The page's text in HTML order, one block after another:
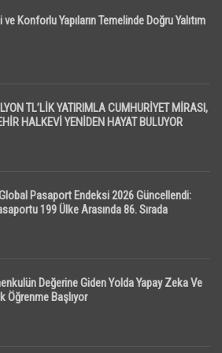
ve Konforlu Yapıların Temelinde Doğru Yalıtım
TL’LİK YATIRIMLA CUMHURİYET MİRASI,
HALKEVİ YENİDEN HAYAT BULUYOR
Pasaport Endeksi 2026 Güncellendi:
199 Ülke Arasında 86. Sırada
Değerine Giden Yolda Yapay Zeka Ve
Öğrenme Başlıyor